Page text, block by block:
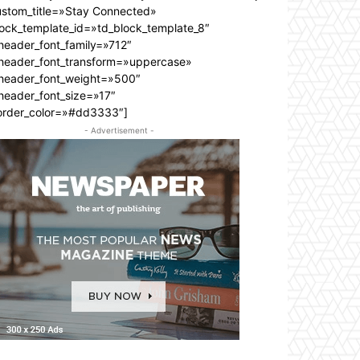
Connected»
- Advertisement -